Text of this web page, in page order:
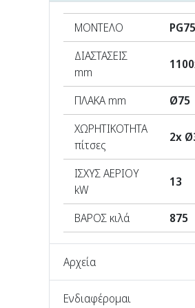
ΜΟΝΤΕΛΟ
PG75
ΔΙΑΣΤΑΣΕΙΣ
mm
ΠΛΑΚΑ mm
Ø75
ΧΩΡΗΤΙΚΟΤΗΤΑ
πίτσες
2x
ΙΣΧΥΣ ΑΕΡΙΟΥ
kW
13
ΒΑΡΟΣ κιλά 875
Αρχεία
Ενδιαφέρομαι